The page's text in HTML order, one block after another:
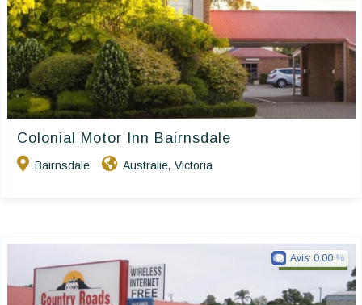
Colonial Motor Inn Bairnsdale
Bairnsdale Australie, Victoria
Golden Chain
Avis: 0.00